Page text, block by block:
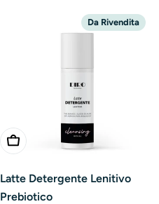
Da Rivendita
Add To Cart
Latte Detergente Lenitivo
Prebiotico